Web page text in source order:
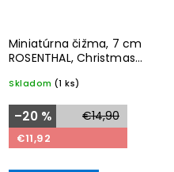
Miniatúrna čižma, 7 cm
ROSENTHAL, Christmas
Skladom (1 ks)
€14,90
–20 %
€11,92